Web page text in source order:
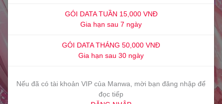
GÓI DATA TUẦN 15,000 VNĐ
Gia hạn sau 7 ngày
GÓI DATA THÁNG 50,000 VNĐ
Gia hạn sau 30 ngày
Nếu đã có tài khoản VIP của Manwa, mời bạn đăng nhập để
đọc tiếp